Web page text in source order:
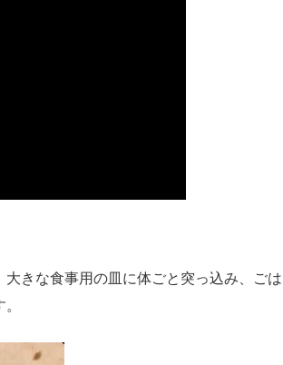
きな食事用の皿に体ごと突っ込み、ごは